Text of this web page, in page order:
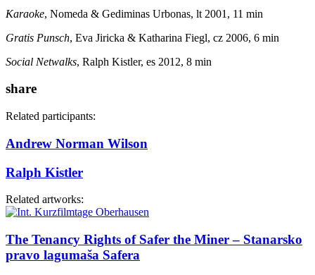
Karaoke, Nomeda & Gediminas Urbonas, lt 2001, 11 min
Gratis Punsch, Eva Jiricka & Katharina Fiegl, cz 2006, 6 min
Social Netwalks, Ralph Kistler, es 2012, 8 min
share
Related participants:
Andrew Norman Wilson
Ralph Kistler
Related artworks:
The Tenancy Rights of Safer the Miner – Stanarsko
pravo lagumaša Safera